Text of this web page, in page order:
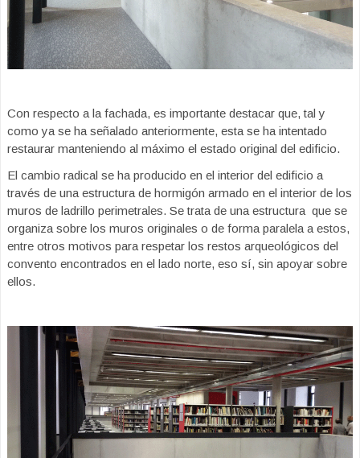
Con respecto a la fachada, es importante destacar que, tal y
como ya se ha señalado anteriormente, esta se ha intentado
restaurar manteniendo al máximo el estado original del edificio.
El cambio radical se ha producido en el interior del edificio a
través de una estructura de hormigón armado en el interior de los
muros de ladrillo perimetrales. Se trata de una estructura que se
organiza sobre los muros originales o de forma paralela a estos,
entre otros motivos para respetar los restos arqueológicos del
convento encontrados en el lado norte, eso sí, sin apoyar sobre
ellos.